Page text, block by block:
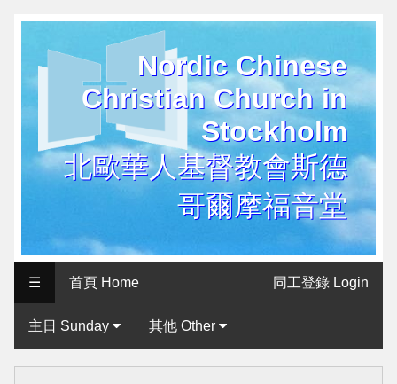
Nordic Chinese
Christian Church in
Stockholm
北歐華人基督教會斯德
哥爾摩福音堂
历
史
户
Historical
User
Interface
歐
☰ 同工登錄 Login
首頁 Home
主日 Sunday 其他 Other